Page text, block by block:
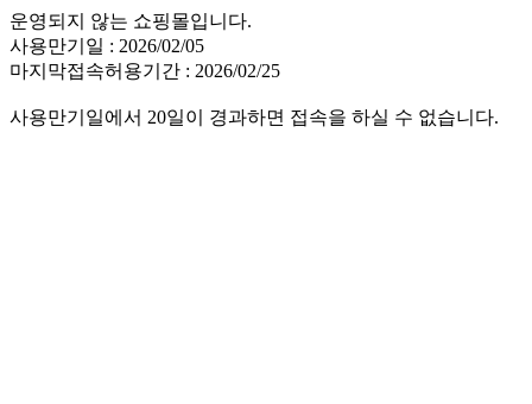
운영되지 않는 쇼핑몰입니다.
사용만기일 : 2026/02/05
마지막접속허용기간 : 2026/02/25
사용만기일에서 20일이 경과하면 접속을 하실 수 없습니다.